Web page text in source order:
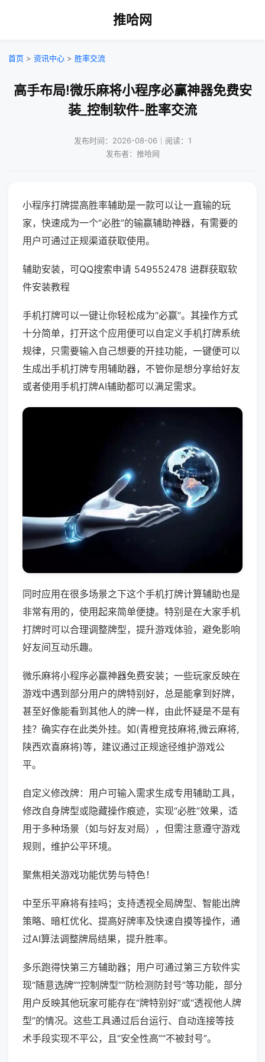
推哈网
首页 > 资讯中心 > 胜率交流
高手布局!微乐麻将小程序必赢神器免费安
装_控制软件-胜率交流
发布时间：2026-08-06｜阅读：1
发布者：推哈网
小程序打牌提高胜率辅助是一款可以让一直输的玩
家，快速成为一个“必胜”的输赢辅助神器，有需要的
用户可通过正规渠道获取使用。
辅助安装，可QQ搜索申请 549552478 进群获取软
件安装教程
手机打牌可以一键让你轻松成为“必赢”。其操作方式
十分简单，打开这个应用便可以自定义手机打牌系统
规律，只需要输入自己想要的开挂功能，一键便可以
生成出手机打牌专用辅助器，不管你是想分享给好友
或者使用手机打牌AI辅助都可以满足需求。
同时应用在很多场景之下这个手机打牌计算辅助也是
非常有用的，使用起来简单便捷。特别是在大家手机
打牌时可以合理调整牌型，提升游戏体验，避免影响
好友间互动乐趣。
微乐麻将小程序必赢神器免费安装；一些玩家反映在
游戏中遇到部分用户的牌特别好，总是能拿到好牌，
甚至好像能看到其他人的牌一样，由此怀疑是不是有
挂？确实存在此类外挂。如(青橙竞技麻将,微云麻将,
陕西欢喜麻将)等，建议通过正规途径维护游戏公
平。
自定义修改牌：用户可输入需求生成专用辅助工具，
修改自身牌型或隐藏操作痕迹，实现“必胜”效果，适
用于多种场景（如与好友对局），但需注意遵守游戏
规则，维护公平环境。
聚焦相关游戏功能优势与特色！
中至乐平麻将有挂吗；支持透视全局牌型、智能出牌
策略、暗杠优化、提高好牌率及快速自摸等操作，通
过AI算法调整牌局结果，提升胜率。
多乐跑得快第三方辅助器；用户可通过第三方软件实
现“随意选牌”“控制牌型”“防检测防封号”等功能，部分
用户反映其他玩家可能存在“牌特别好”或“透视他人牌
型”的情况。这些工具通过后台运行、自动连接等技
术手段实现不平公，且“安全性高”“不被封号”。